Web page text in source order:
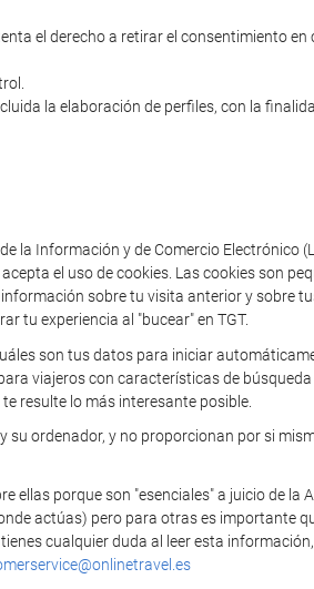
el derecho a retirar el consentimiento
la elaboración de perfiles, con la
la Información y de Comercio Electrónico
el uso de cookies. Las cookies son
sobre tu visita anterior y sobre
tu experiencia al "bucear" en TGT.
son tus datos para iniciar
viajeros con características de
resulte lo más interesante posible.
ordenador, y no proporcionan por si
porque son "esenciales" a juicio de la
actúas) pero para otras es importante
cualquier duda al leer esta